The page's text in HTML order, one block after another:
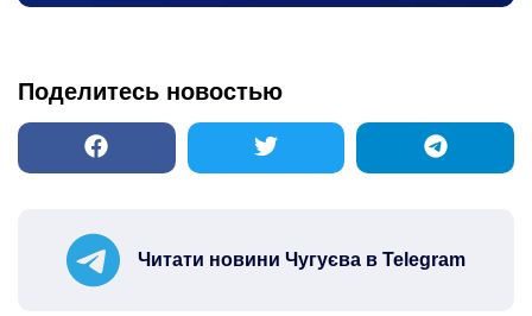
Поделитесь новостью
Читати новини Чугуєва в Telegram